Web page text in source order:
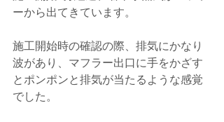
ーから出てきています。
施工開始時の確認の際、排気にかなり
波があり、マフラー出口に手をかざす
とポンポンと排気が当たるような感覚
でした。